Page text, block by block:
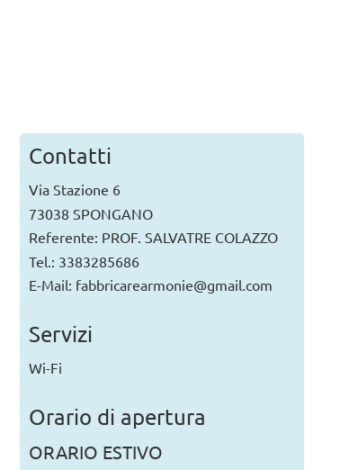
Contatti
Via Stazione 6
73038 SPONGANO
Referente: PROF. SALVATRE COLAZZO
Tel.: 3383285686
E-Mail: fabbricarearmonie@gmail.com
Servizi
Wi-Fi
Orario di apertura
ORARIO ESTIVO